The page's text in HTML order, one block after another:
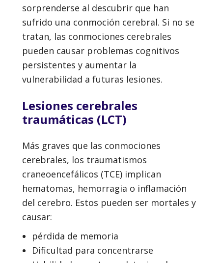
sorprenderse al descubrir que han
sufrido una conmoción cerebral. Si no se
tratan, las conmociones cerebrales
pueden causar problemas cognitivos
persistentes y aumentar la
vulnerabilidad a futuras lesiones.
Lesiones cerebrales
traumáticas (LCT)
Más graves que las conmociones
cerebrales, los traumatismos
craneoencefálicos (TCE) implican
hematomas, hemorragia o inflamación
del cerebro. Estos pueden ser mortales y
causar:
pérdida de memoria
Dificultad para concentrarse